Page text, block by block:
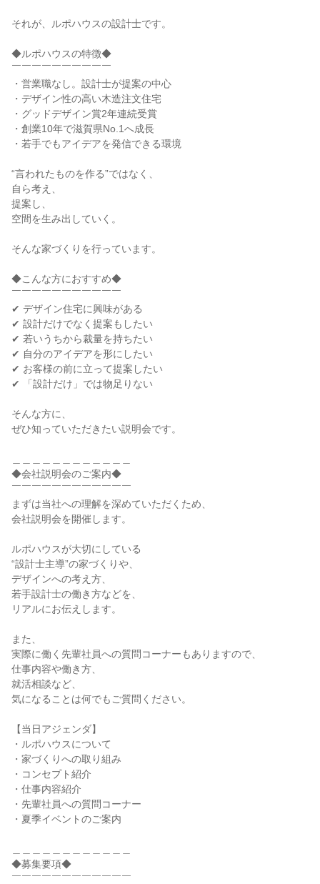
それが、ルポハウスの設計士です。
◆ルポハウスの特徴◆
￣￣￣￣￣￣￣￣￣￣
・営業職なし。設計士が提案の中心
・デザイン性の高い木造注文住宅
・グッドデザイン賞2年連続受賞
・創業10年で滋賀県No.1へ成長
・若手でもアイデアを発信できる環境
“言われたものを作る”ではなく、
自ら考え、
提案し、
空間を生み出していく。
そんな家づくりを行っています。
◆こんな方におすすめ◆
￣￣￣￣￣￣￣￣￣￣￣
✔ デザイン住宅に興味がある
✔ 設計だけでなく提案もしたい
✔ 若いうちから裁量を持ちたい
✔ 自分のアイデアを形にしたい
✔ お客様の前に立って提案したい
✔ 「設計だけ」では物足りない
そんな方に、
ぜひ知っていただきたい説明会です。
◆会社説明会のご案内◆
￣￣￣￣￣￣￣￣￣￣￣￣
まずは当社への理解を深めていただくため、
会社説明会を開催します。
ルポハウスが大切にしている
“設計士主導”の家づくりや、
デザインへの考え方、
若手設計士の働き方などを、
リアルにお伝えします。
また、
実際に働く先輩社員への質問コーナーもありますので、
仕事内容や働き方、
就活相談など、
気になることは何でもご質問ください。
【当日アジェンダ】
・ルポハウスについて
・家づくりへの取り組み
・コンセプト紹介
・仕事内容紹介
・先輩社員への質問コーナー
・夏季イベントのご案内
◆募集要項◆
￣￣￣￣￣￣￣￣￣￣￣￣